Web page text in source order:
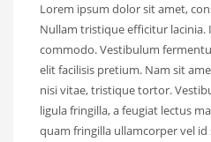
Lorem ipsum dolor sit amet,
Nullam tristique efficitur lacinia.
commodo. Vestibulum
elit facilisis pretium. Nam sit
nisi vitae, tristique tortor.
ligula fringilla, a feugiat lectus
quam fringilla ullamcorper vel